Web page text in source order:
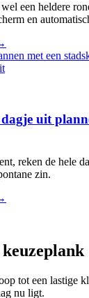
een heldere
en
uit
reken de hele
zin.
tot een lastige
nu ligt.